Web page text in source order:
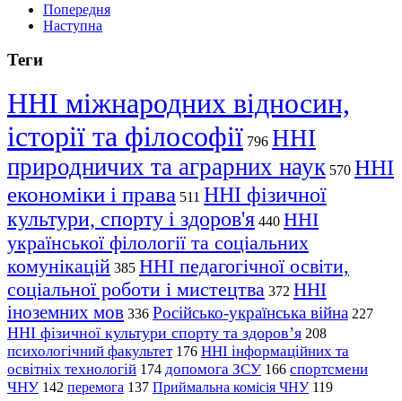
Попередня
Наступна
Теги
ННІ міжнародних відносин,
історії та філософії 796 ННІ
природничих та аграрних наук 570 ННІ
економіки і права 511 ННІ фізичної
культури, спорту і здоров'я 440 ННІ
української філології та соціальних
комунікацій 385 ННІ педагогічної освіти,
соціальної роботи і мистецтва 372 ННІ
іноземних мов 336 Російсько-українська війна 227
ННІ фізичної культури спорту та здоров’я 208
психологічний факультет 176 ННІ інформаційних та
освітніх технологій 174 допомога ЗСУ 166 спортсмени
ЧНУ 142 перемога 137 Приймальна комісія ЧНУ 119